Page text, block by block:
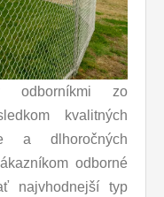
odborníkmi zo
kvalitných
a dlhoročných
odborné
najvhodnejší typ